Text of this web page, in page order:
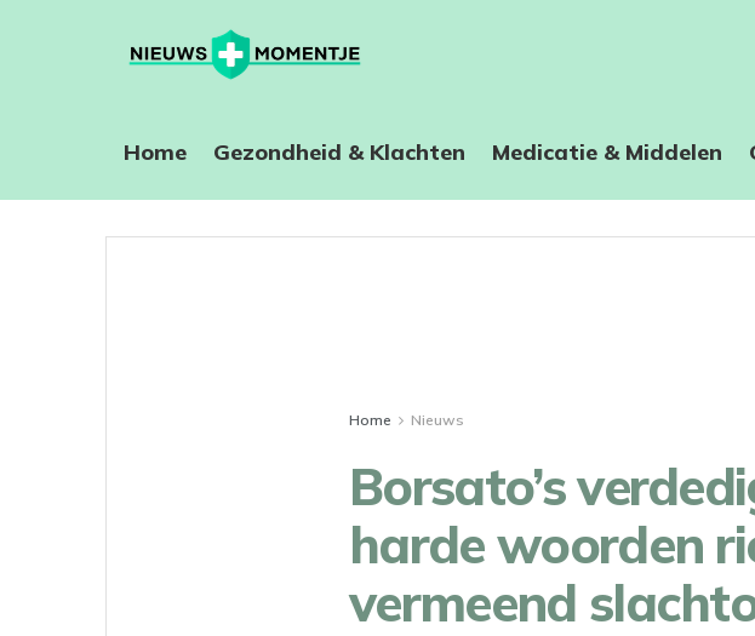
Home ⁠Gezondheid & Klachten Medicatie & Middelen
Home Nieuws
Borsato’s
harde woorden
vermeend